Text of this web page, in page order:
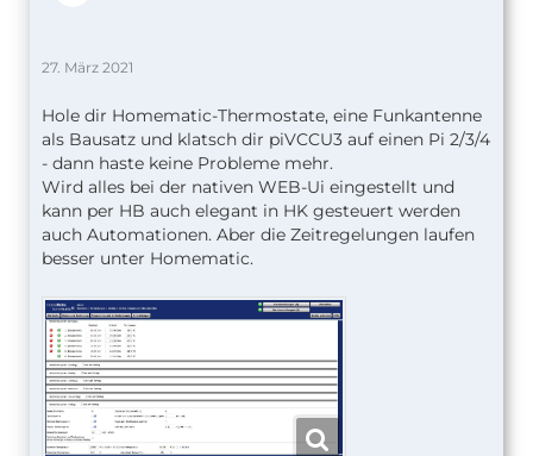
27. März 2021
Hole dir Homematic-Thermostate, eine Funkantenne
als Bausatz und klatsch dir piVCCU3 auf einen Pi 2/3/4
- dann haste keine Probleme mehr.
Wird alles bei der nativen WEB-Ui eingestellt und
kann per HB auch elegant in HK gesteuert werden
auch Automationen. Aber die Zeitregelungen laufen
besser unter Homematic.